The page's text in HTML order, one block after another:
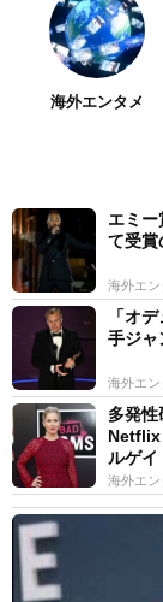
海外エンタメ
エミ
て受
海外エン
「オ
手ジ
海外エン
多発
Netflix
ルゲイ
海外エン